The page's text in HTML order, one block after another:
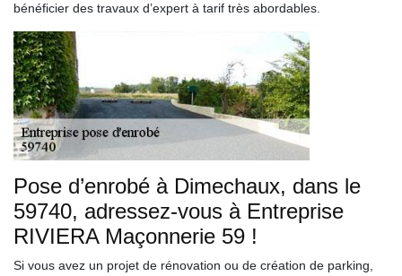
bénéficier des travaux d’expert à tarif très abordables.
Pose d’enrobé à Dimechaux, dans le
59740, adressez-vous à Entreprise
RIVIERA Maçonnerie 59 !
Si vous avez un projet de rénovation ou de création de parking,